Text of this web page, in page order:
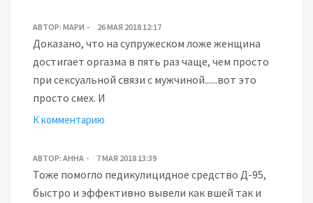
АВТОР: МАРИ 26 МАЯ 2018 12:17
Доказано, что на супружеском ложе женщина
достигает оргазма в пять раз чаще, чем просто
при сексуальной связи с мужчиной......вот это
просто смех. И
К комментарию
АВТОР: АННА 7 МАЯ 2018 13:39
Тоже помогло педикулицидное средство Д-95,
быстро и эффективно вывели как вшей так и